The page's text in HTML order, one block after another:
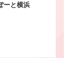
ーと横浜